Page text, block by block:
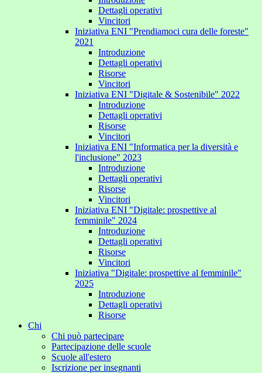
Dettagli operativi
Vincitori
Iniziativa ENI "Prendiamoci cura delle foreste"
2021
Introduzione
Dettagli operativi
Risorse
Vincitori
Iniziativa ENI "Digitale & Sostenibile" 2022
Introduzione
Dettagli operativi
Risorse
Vincitori
Iniziativa ENI "Informatica per la diversità e
l'inclusione" 2023
Introduzione
Dettagli operativi
Risorse
Vincitori
Iniziativa ENI "Digitale: prospettive al
femminile" 2024
Introduzione
Dettagli operativi
Risorse
Vincitori
Iniziativa "Digitale: prospettive al femminile"
2025
Introduzione
Dettagli operativi
Risorse
Chi
Chi può partecipare
Partecipazione delle scuole
Scuole all'estero
Iscrizione per insegnanti